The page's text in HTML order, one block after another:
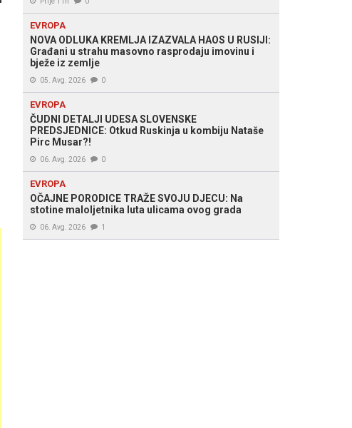
EVROPA
NOVA ODLUKA KREMLJA IZAZVALA HAOS U RUSIJI:
Građani u strahu masovno rasprodaju imovinu i
bježe iz zemlje
05. Avg. 2026 0
EVROPA
ČUDNI DETALJI UDESA SLOVENSKE
PREDSJEDNICE: Otkud Ruskinja u kombiju Nataše
Pirc Musar?!
06. Avg. 2026 0
EVROPA
OČAJNE PORODICE TRAŽE SVOJU DJECU: Na
stotine maloljetnika luta ulicama ovog grada
06. Avg. 2026 1